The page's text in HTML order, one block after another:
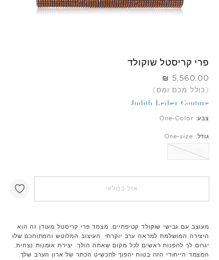
פרי קריסטל שוקולד
היה
(כולל מכס ומס)
Judith Leiber Couture
צבע: One-Color
גודל: One-size
ONE-SIZE
אזל במלאי
מעוצב עם גבישי שוקולד קטיפתיים, מצמד פרי קריסטל מעודן זה הוא
היצירה המושלמת למראה ערב יוקרתי. העיצוב המלוטש והמתוחכם שלו
יגרום לך להפנות ראשים לכל מקום שאתה הולך. יצירת אומנות נצחית,
המצמד הייחודי הזה בטוח יהפוך לתכשיט הכתר של ארון הערב שלך.